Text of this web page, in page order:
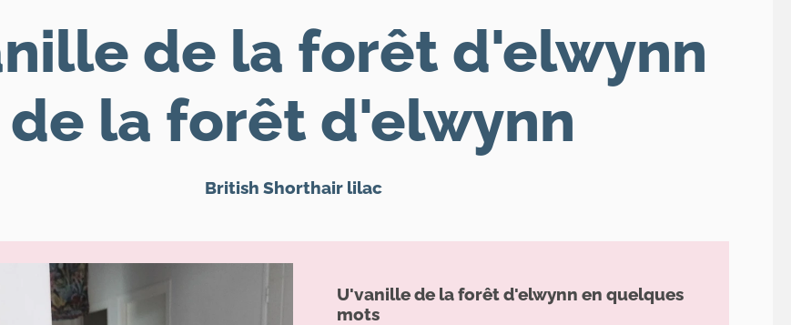
de la forêt d'elwynn
de la forêt d'elwynn
British Shorthair lilac
U'vanille de la forêt d'elwynn en quelques
mots